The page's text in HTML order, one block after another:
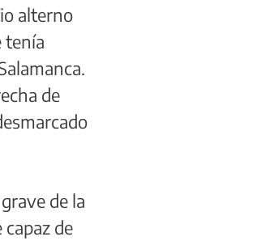
alterno
tenía
de
de la
de